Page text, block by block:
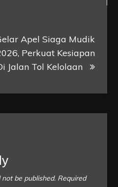
Apel Siaga Mudik
Perkuat Kesiapan
Jalan Tol Kelolaan
not be published. Required